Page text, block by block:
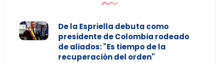
De la Espriella debuta como
presidente de Colombia rodeado
de aliados: "Es tiempo de la
recuperación del orden"